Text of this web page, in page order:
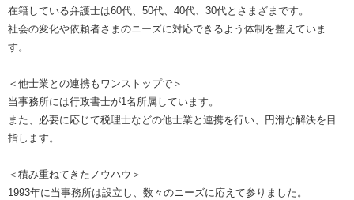
在籍している弁護士は60代、50代、40代、30代とさまざまです。
社会の変化や依頼者さまのニーズに対応できるよう体制を整えていま
す。
＜他士業との連携もワンストップで＞
当事務所には行政書士が1名所属しています。
また、必要に応じて税理士などの他士業と連携を行い、円滑な解決を目
指します。
＜積み重ねてきたノウハウ＞
1993年に当事務所は設立し、数々のニーズに応えて参りました。